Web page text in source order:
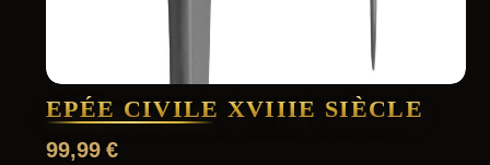
EPÉE CIVILE XVIIIE SIÈCLE
99,99€